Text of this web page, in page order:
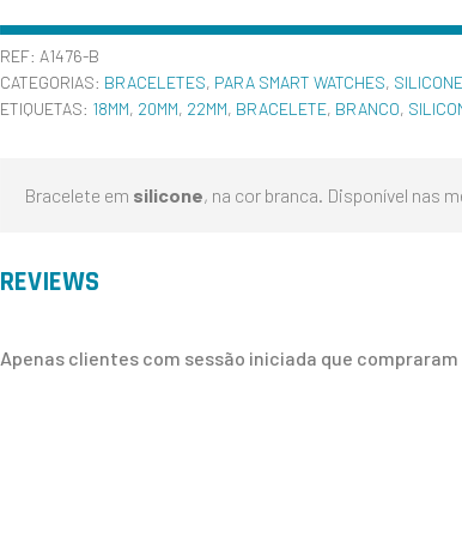
REF: A1476-B
CATEGORIAS: BRACELETES, PARA SMART WATCHES, SILICONE
ETIQUETAS: 18MM, 20MM, 22MM, BRACELETE, BRANCO,
Bracelete em silicone, na cor branca. Disponível nas
REVIEWS
Apenas clientes com sessão iniciada que